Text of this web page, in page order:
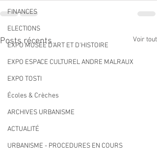
FINANCES
ELECTIONS
EXPO MUSEE D'ART ET D'HISTOIRE
EXPO ESPACE CULTUREL ANDRE MALRAUX
EXPO TOSTI
Écoles & Crèches
ARCHIVES URBANISME
ACTUALITÉ
URBANISME - PROCEDURES EN COURS
Posts récents Voir tout